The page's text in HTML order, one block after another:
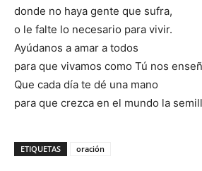
donde no haya gente que sufra,
o le falte lo necesario para vivir.
Ayúdanos a amar a todos
para que vivamos como Tú nos
Que cada día te dé una mano
para que crezca en el mundo la
ETIQUETAS oración